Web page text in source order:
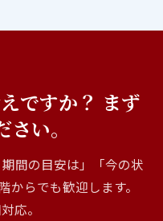
ですか？ まず
い。
間の目安は」「今の状
からでも歓迎します。
応。